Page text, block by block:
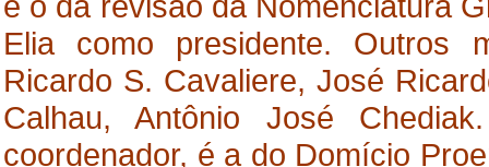
Elia como presidente. Outros
Ricardo S. Cavaliere, José
Calhau, Antônio José
coordenador, é a do Domício